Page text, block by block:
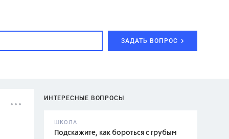
ЗАДАТЬ ВОПРОС
ИНТЕРЕСНЫЕ ВОПРОСЫ
ШКОЛА
Подскажите, как бороться с грубым